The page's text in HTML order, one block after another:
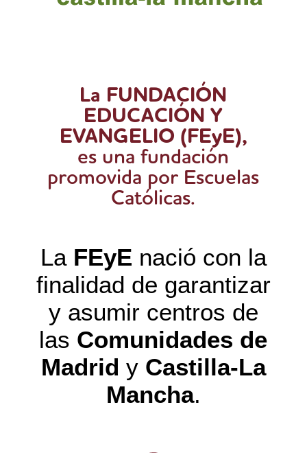
La FUNDACIÓN
EDUCACIÓN Y
EVANGELIO (FEyE),
es una fundación
promovida por Escuelas
Católicas.
La FEyE nació con la
finalidad de garantizar
y asumir centros de
las Comunidades de
Madrid y Castilla-La
Mancha.